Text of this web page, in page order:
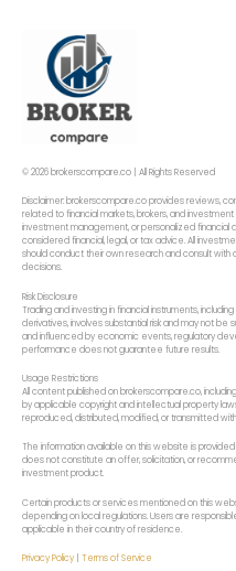
© 2026 brokerscompare.co | All Rights Reserved
Disclaimer: brokerscompare.co provides reviews,
related to financial markets, brokers, and
investment management, or personalized financial
considered financial, legal, or tax advice. All
should conduct their own research and consult
decisions.
Risk Disclosure
Trading and investing in financial instruments,
derivatives, involves substantial risk and may not be
and influenced by economic events, regulatory
performance does not guarantee future results.
Usage Restrictions
All content published on brokerscompare.co,
by applicable copyright and intellectual property
reproduced, distributed, modified, or transmitted
The information available on this website is
does not constitute an offer, solicitation, or
investment product.
Certain products or services mentioned on this
depending on local regulations. Users are
applicable in their country of residence.
Privacy Policy Terms of Service